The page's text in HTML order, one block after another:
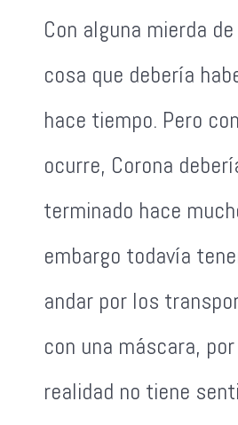
Con alguna mierda
cosa que debería
hace tiempo. Pero
ocurre, Corona
terminado hace
embargo todavía
andar por los
con una máscara,
realidad no tiene